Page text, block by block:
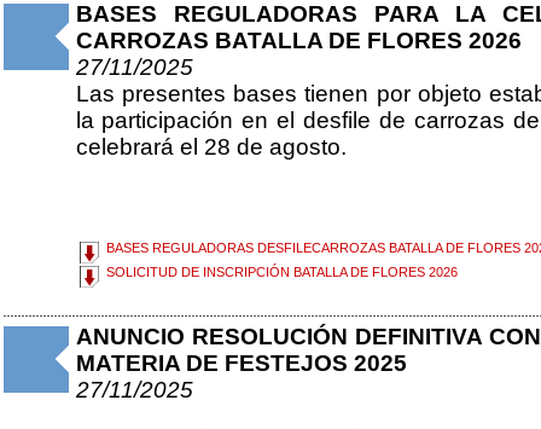
BASES REGULADORAS PARA LA
CARROZAS BATALLA DE FLORES 2026
27/11/2025
Las presentes bases tienen por objeto
la participación en el desfile de carrozas
celebrará el 28 de agosto.
BASES REGULADORAS DESFILECARROZAS BATALLA DE FLORES
SOLICITUD DE INSCRIPCIÓN BATALLA DE FLORES 2026
ANUNCIO RESOLUCIÓN DEFINITIVA
MATERIA DE FESTEJOS 2025
27/11/2025